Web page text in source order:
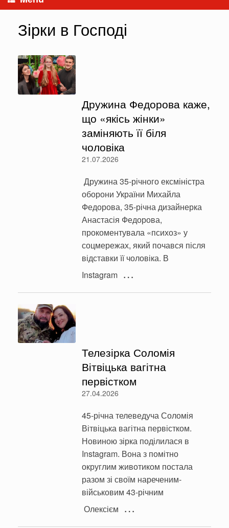
Зірки в Господі
Дружина Федорова каже,
що «якісь жінки»
заміняють її біля
чоловіка
21.07.2026
Дружина 35-річного ексміністра
оборони України Михайла
Федорова, 35-річна дизайнерка
Анастасія Федорова,
прокоментувала «психоз» у
соцмережах, який почався після
відставки її чоловіка. В
Instagram …
Телезірка Соломія
Вітвіцька вагітна
первістком
27.04.2026
45-річна телеведуча Соломія
Вітвіцька вагітна первістком.
Новиною зірка поділилася в
Instagram. Вона з помітно
округлим животиком постала
разом зі своїм нареченим-
військовим 43-річним
Олексієм …